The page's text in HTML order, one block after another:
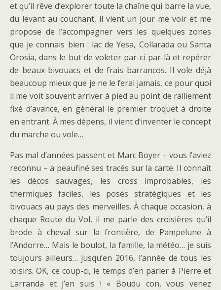
et qu’il rêve d’explorer toute la chaîne qui barre la vue,
du levant au couchant, il vient un jour me voir et me
propose de l’accompagner vers les quelques zones
que je connais bien : lac de Yesa, Collarada ou Santa
Orosia, dans le but de voleter par-ci par-là et repérer
de beaux bivouacs et de frais barrancos. Il vole déjà
beaucoup mieux que je ne le ferai jamais, ce pour quoi
il me voit souvent arriver à pied au point de ralliement
fixé d’avance, en général le premier troquet à droite
en entrant. À mes dépens, il vient d’inventer le concept
du marche ou vole…
Pas mal d’années passent et Marc Boyer – vous l’aviez
reconnu – a peaufiné ses tracés sur la carte. Il connaît
les décos sauvages, les cross improbables, les
thermiques faciles, les posés stratégiques et les
bivouacs au pays des merveilles. À chaque occasion, à
chaque Route du Vol, il me parle des croisières qu’il
brode à cheval sur la frontière, de Pampelune à
l’Andorre… Mais le boulot, la famille, la météo… je suis
toujours ailleurs… jusqu’en 2016, l’année de tous les
loisirs. OK, ce coup-ci, le temps d’en parler à Pierre et
Larranda et j’en suis ! « Boudu con, vous venez